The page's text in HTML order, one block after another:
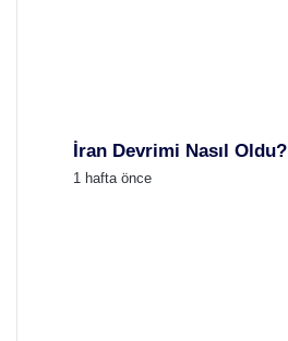
İran Devrimi Nasıl Oldu?
1 hafta önce